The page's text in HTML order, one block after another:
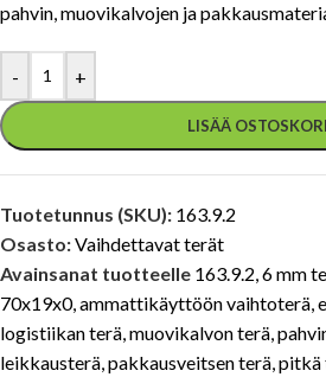
pahvin, muovikalvojen ja
- +
LISÄÄ
Tuotetunnus (SKU): 163.9.2
Osasto:Vaihdettavat terät
Avainsanat tuotteelle 163.9.2,6 mm
70x19x0,ammattikäyttöön vaihtoterä,
logistiikan terä,muovikalvon terä,
leikkausterä,pakkausveitsen terä,pitkä